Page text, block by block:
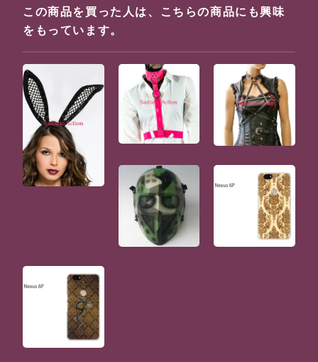
この商品を買った人は、こちらの商品にも興味
をもっています。